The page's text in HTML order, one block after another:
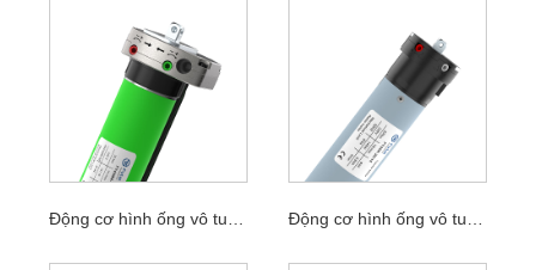
Động cơ hình ống vô tuyến bằng tay 45mm Động cơ hình ống vô tuyến cơ 45mm